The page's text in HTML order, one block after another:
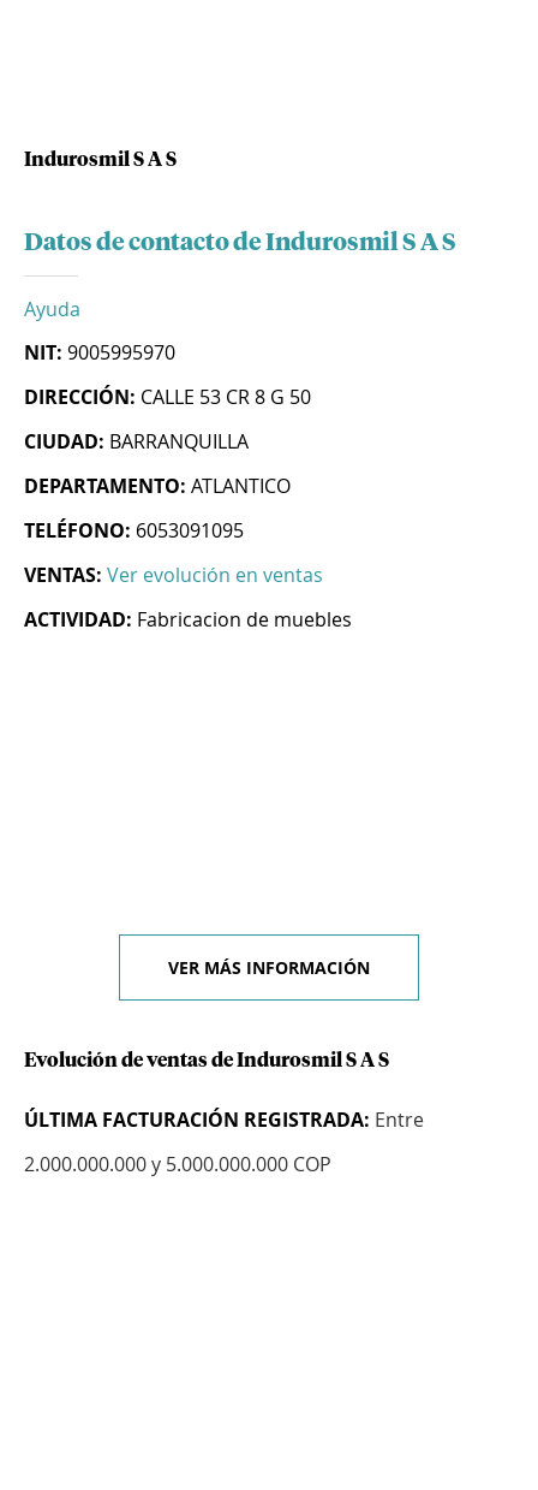
Indurosmil S A S
Datos de contacto de Indurosmil S A S
Ayuda
NIT: 9005995970
DIRECCIÓN: CALLE 53 CR 8 G 50
CIUDAD: BARRANQUILLA
DEPARTAMENTO: ATLANTICO
TELÉFONO: 6053091095
VENTAS: Ver evolución en ventas
ACTIVIDAD: Fabricacion de muebles
VER MÁS INFORMACIÓN
Evolución de ventas de Indurosmil S A S
ÚLTIMA FACTURACIÓN REGISTRADA: Entre
2.000.000.000 y 5.000.000.000 COP